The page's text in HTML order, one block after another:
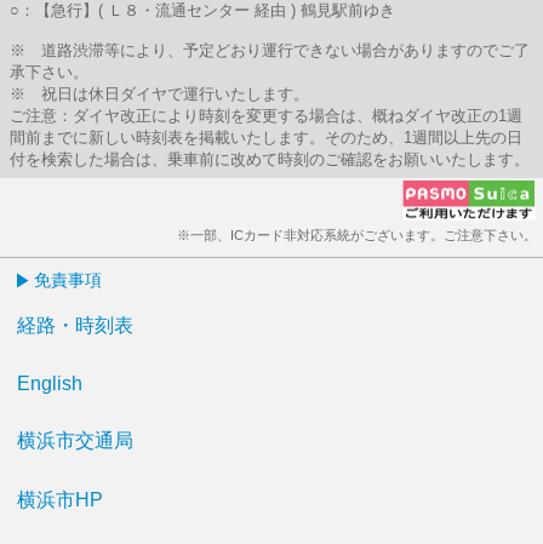
○：【急行】( Ｌ８・流通センター 経由 ) 鶴見駅前ゆき
※ 道路渋滞等により、予定どおり運行できない場合がありますのでご了
承下さい。
※ 祝日は休日ダイヤで運行いたします。
ご注意：ダイヤ改正により時刻を変更する場合は、概ねダイヤ改正の1週
間前までに新しい時刻表を掲載いたします。そのため、1週間以上先の日
付を検索した場合は、乗車前に改めて時刻のご確認をお願いいたします。
※一部、ICカード非対応系統がございます。ご注意下さい。
免責事項
経路・時刻表
English
横浜市交通局
横浜市HP